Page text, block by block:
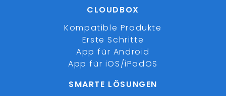
CLOUDBOX
Kompatible Produkte
Erste Schritte
App für Android
App für iOS/iPadOS
SMARTE LÖSUNGEN